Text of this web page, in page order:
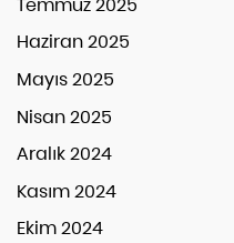
Haziran 2025
Mayıs 2025
Nisan 2025
Aralık 2024
Kasım 2024
Ekim 2024